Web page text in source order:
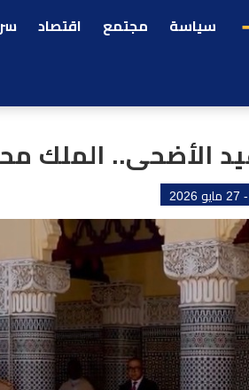
سياسة مجتمع اقتصاد
الأضحى.. الملك